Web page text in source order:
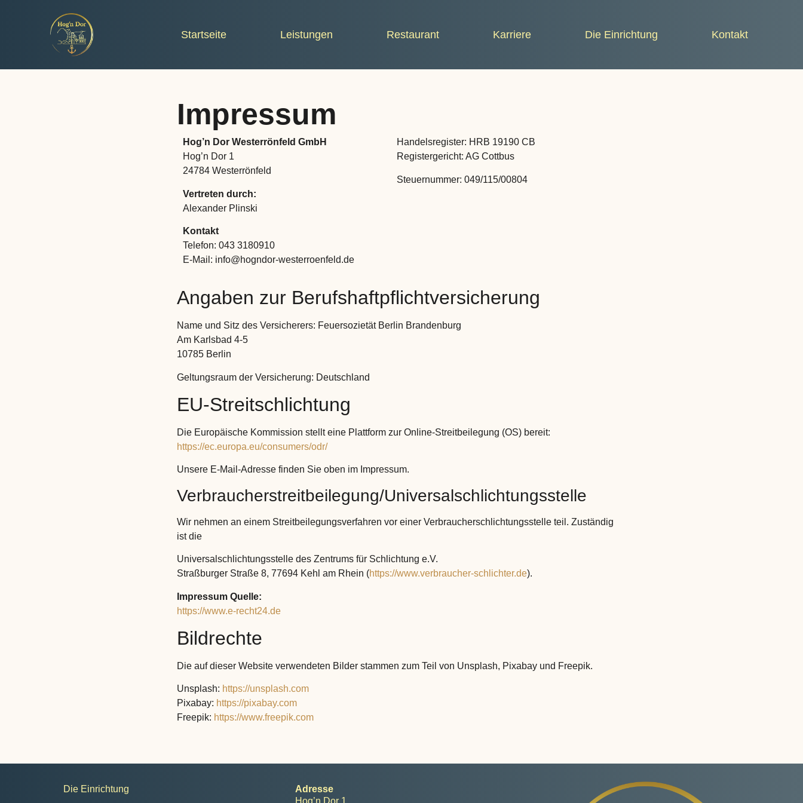
Startseite Leistungen Restaurant Karriere Die Einrichtung Kontakt
Impressum
Hog’n Dor Westerrönfeld GmbH
Hog’n Dor 1
24784 Westerrönfeld
Vertreten durch:
Alexander Plinski
Kontakt
Telefon: 043 3180910
E-Mail: info@hogndor-westerroenfeld.de
Handelsregister: HRB 19190 CB
Registergericht: AG Cottbus
Steuernummer: 049/115/00804
Angaben zur Berufshaftpflichtversicherung
Name und Sitz des Versicherers: Feuersozietät Berlin Brandenburg
Am Karlsbad 4-5
10785 Berlin
Geltungsraum der Versicherung: Deutschland
EU-Streitschlichtung
Die Europäische Kommission stellt eine Plattform zur Online-Streitbeilegung (OS) bereit:
https://ec.europa.eu/consumers/odr/
Unsere E-Mail-Adresse finden Sie oben im Impressum.
Verbraucherstreitbeilegung/Universalschlichtungsstelle
Wir nehmen an einem Streitbeilegungsverfahren vor einer Verbraucherschlichtungsstelle teil. Zuständig
ist die
Universalschlichtungsstelle des Zentrums für Schlichtung e.V.
Straßburger Straße 8, 77694 Kehl am Rhein (https://www.verbraucher-schlichter.de).
Impressum Quelle:
https://www.e-recht24.de
Bildrechte
Die auf dieser Website verwendeten Bilder stammen zum Teil von Unsplash, Pixabay und Freepik.
Unsplash: https://unsplash.com
Pixabay: https://pixabay.com
Freepik: https://www.freepik.com
Die Einrichtung
Adresse
Hog’n Dor 1